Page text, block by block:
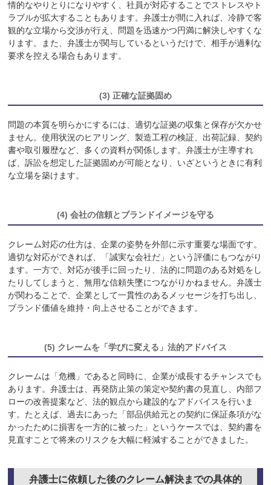
情的なやりとりになりやすく、社員が対応することでストレスやト
ラブルが拡大することもあります。弁護士が間に入れば、冷静で客
観的な立場から交渉が行え、問題を迅速かつ円満に解決しやすくな
ります。また、弁護士が関与しているというだけで、相手が過剰な
要求を控える場合もあります。
(3) 正確な証拠固め
問題の本質を明らかにするには、適切な証拠の収集と保存が欠かせ
ません。使用状況のヒアリング、製造工程の検証、出荷記録、契約
書や取引履歴など、多くの資料が関係します。弁護士が主導すれ
ば、訴訟を想定した証拠固めが可能となり、いざというときに有利
な立場を築けます。
(4) 会社の信頼とブランドイメージを守る
クレーム対応の仕方は、企業の姿勢を外部に示す重要な場面です。
適切な対応ができれば、「誠実な会社だ」という評価にもつながり
ます。一方で、対応が後手に回ったり、法的に問題のある対処をし
たりしてしまうと、無用な信頼失墜につながりかねません。弁護士
が関わることで、企業として一貫性のあるメッセージを打ち出し、
ブランド価値を維持・向上させることができます。
(5) クレームを「学びに変える」法的アドバイス
クレームは「危機」であると同時に、企業が成長するチャンスでも
あります。弁護士は、再発防止策の策定や契約書の見直し、内部フ
ローの改善提案など、法的観点から建設的なアドバイスを行いま
す。たとえば、過去にあった「部品供給元との契約に保証条項がな
かったために損害を一方的に被った」というケースでは、契約書を
見直すことで将来のリスクを大幅に軽減することができました。
弁護士に依頼した後のクレーム解決までの具体的